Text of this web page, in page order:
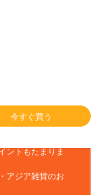
今すぐ買う
ントもたまりま
アジア雑貨のお